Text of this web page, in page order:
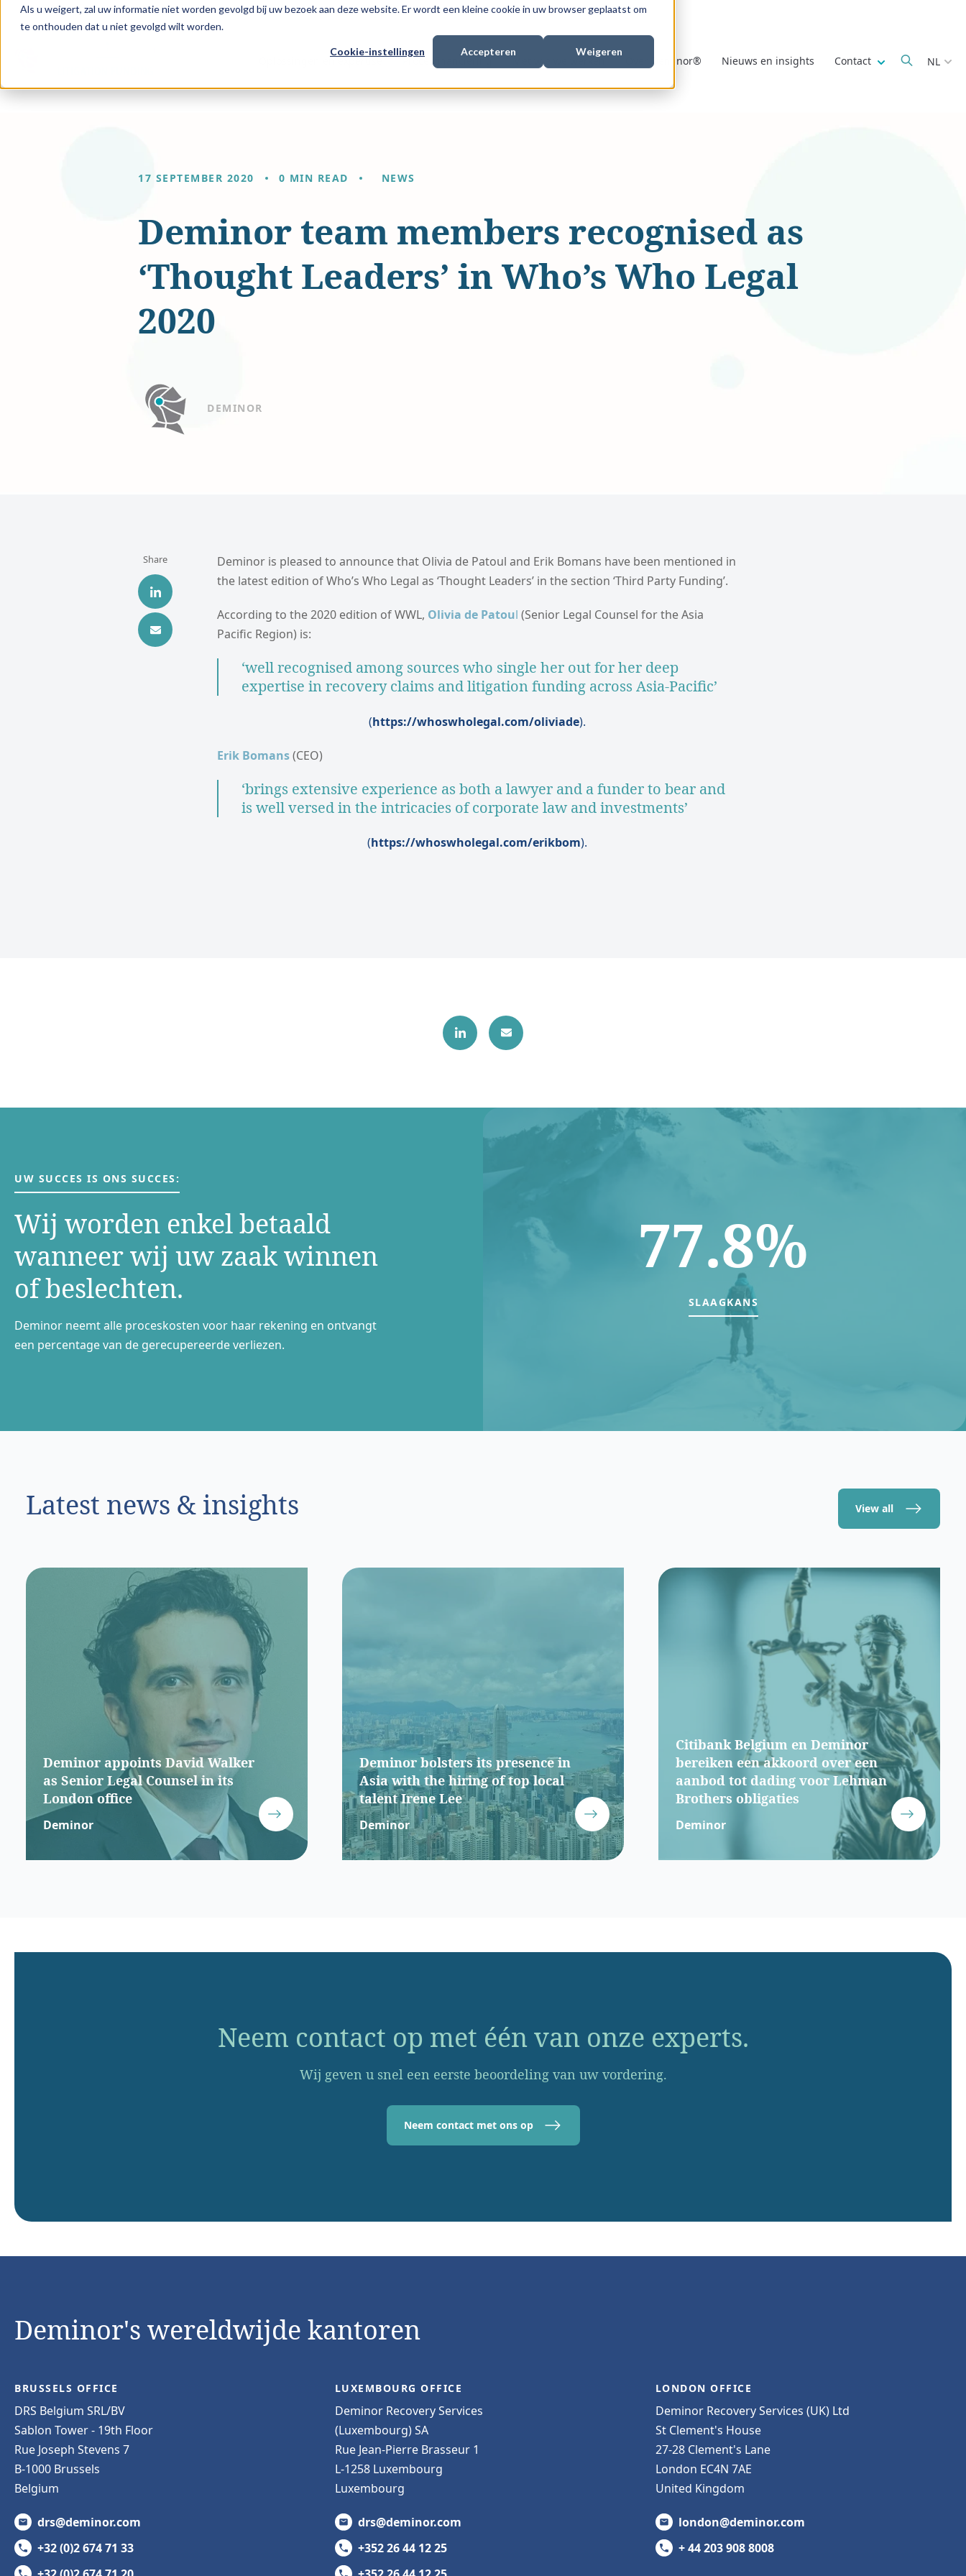
Als u weigert, zal uw informatie niet worden gevolgd bij uw bezoek aan deze website. Er wordt een kleine cookie in uw browser geplaatst om
te onthouden dat u niet gevolgd wilt worden.
Cookie-instellingen Accepteren Weigeren
Oplossingen en expertise Procesfinanciering Met wie we werken Over Deminor® Nieuws en insights Contact Show submenu
NL
17 SEPTEMBER 2020 0 MIN READ NEWS
Deminor team members recognised as
‘Thought Leaders’ in Who’s Who Legal
2020
DEMINOR
Share
Deminor is pleased to announce that Olivia de Patoul and Erik Bomans have been mentioned in
the latest edition of Who’s Who Legal as ‘Thought Leaders’ in the section ‘Third Party Funding’.
According to the 2020 edition of WWL, Olivia de Patoul (Senior Legal Counsel for the Asia
Pacific Region) is:
‘well recognised among sources who single her out for her deep
expertise in recovery claims and litigation funding across Asia-Pacific’
(https://whoswholegal.com/oliviade).
Erik Bomans(CEO)
‘brings extensive experience as both a lawyer and a funder to bear and
is well versed in the intricacies of corporate law and investments’
(https://whoswholegal.com/erikbom).
UW SUCCES IS ONS SUCCES:
Wij worden enkel betaald
wanneer wij uw zaak winnen
of beslechten.
Deminor neemt alle proceskosten voor haar rekening en ontvangt
een percentage van de gerecupereerde verliezen.
77.8%
SLAAGKANS
Latest news & insights View all
Deminor appoints David Walker
as Senior Legal Counsel in its
London office
Deminor
Deminor bolsters its presence in
Asia with the hiring of top local
talent Irene Lee
Deminor
Citibank Belgium en Deminor
bereiken een akkoord over een
aanbod tot dading voor Lehman
Brothers obligaties
Deminor
Neem contact op met één van onze experts.
Wij geven u snel een eerste beoordeling van uw vordering.
Neem contact met ons op
Deminor's wereldwijde kantoren
BRUSSELS OFFICE
DRS Belgium SRL/BV
Sablon Tower - 19th Floor
Rue Joseph Stevens 7
B-1000 Brussels
Belgium
drs@deminor.com
+32 (0)2 674 71 33
LUXEMBOURG OFFICE
Deminor Recovery Services
(Luxembourg) SA
Rue Jean-Pierre Brasseur 1
L-1258 Luxembourg
Luxembourg
drs@deminor.com
+352 26 44 12 25
LONDON OFFICE
Deminor Recovery Services (UK) Ltd
St Clement's House
27-28 Clement's Lane
London EC4N 7AE
United Kingdom
london@deminor.com
+ 44 203 908 8008